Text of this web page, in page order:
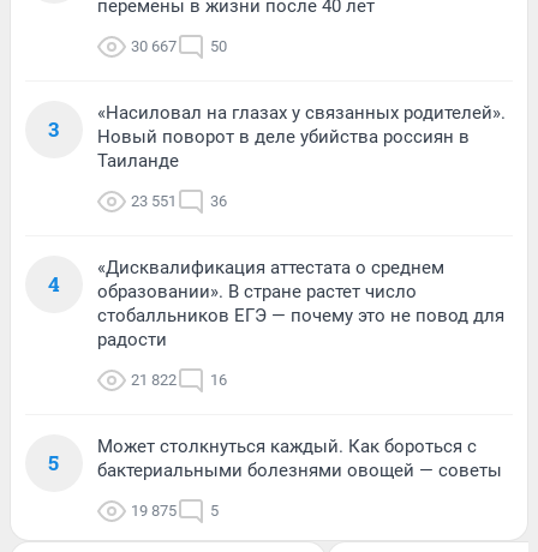
перемены в жизни после 40 лет
30 667 50
3
«Насиловал на глазах у связанных родителей».
Новый поворот в деле убийства россиян в
Таиланде
23 551 36
4
«Дисквалификация аттестата о среднем
образовании». В стране растет число
стобалльников ЕГЭ — почему это не повод для
радости
21 822 16
5
Может столкнуться каждый. Как бороться с
бактериальными болезнями овощей — советы
19 875 5